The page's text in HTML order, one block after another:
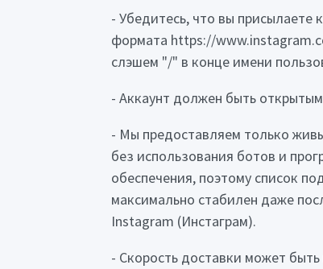
- Убедитесь, что вы присылаете
формата https://
слэшем "/" в конце имени
- Аккаунт должен быть
- Мы предоставляем только
без использования ботов и
обеспечения, поэтому список
максимально стабилен даже
Instagram (Инстаграм).
- Скорость доставки может